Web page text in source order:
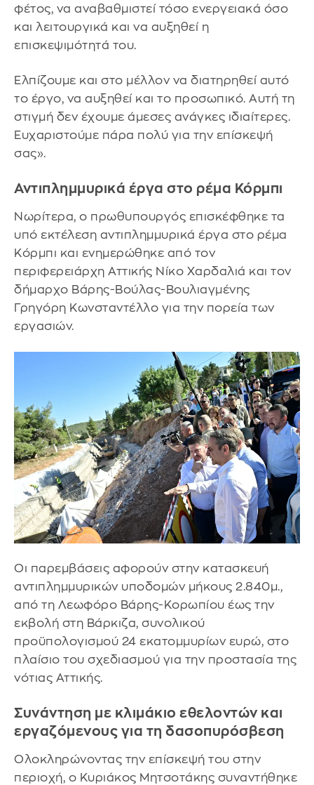
φέτος, να αναβαθμιστεί τόσο ενεργειακά όσο
και λειτουργικά και να αυξηθεί η
επισκεψιμότητά του.
Ελπίζουμε και στο μέλλον να διατηρηθεί αυτό
το έργο, να αυξηθεί και το προσωπικό. Αυτή τη
στιγμή δεν έχουμε άμεσες ανάγκες ιδιαίτερες.
Ευχαριστούμε πάρα πολύ για την επίσκεψή
σας».
Αντιπλημμυρικά έργα στο ρέμα Κόρμπι
Νωρίτερα, ο πρωθυπουργός επισκέφθηκε τα
υπό εκτέλεση αντιπλημμυρικά έργα στο ρέμα
Κόρμπι και ενημερώθηκε από τον
περιφερειάρχη Αττικής Νίκο Χαρδαλιά και τον
δήμαρχο Βάρης-Βούλας-Βουλιαγμένης
Γρηγόρη Κωνσταντέλλο για την πορεία των
εργασιών.
Οι παρεμβάσεις αφορούν στην κατασκευή
αντιπλημμυρικών υποδομών μήκους 2.840μ.,
από τη Λεωφόρο Βάρης-Κορωπίου έως την
εκβολή στη Βάρκιζα, συνολικού
προϋπολογισμού 24 εκατομμυρίων ευρώ, στο
πλαίσιο του σχεδιασμού για την προστασία της
νότιας Αττικής.
Συνάντηση με κλιμάκιο εθελοντών και
εργαζόμενους για τη δασοπυρόσβεση
Ολοκληρώνοντας την επίσκεψή του στην
περιοχή, ο Κυριάκος Μητσοτάκης συναντήθηκε